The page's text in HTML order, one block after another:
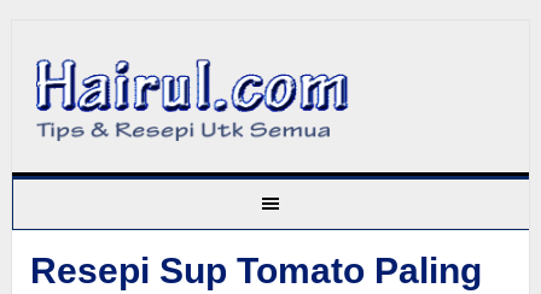
Resepi Sup Tomato Paling